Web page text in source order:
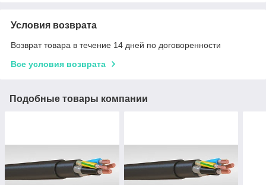
Условия возврата
Возврат товара в течение 14 дней по договоренности
Все условия возврата
Подобные товары компании